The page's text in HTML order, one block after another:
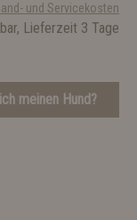
und Servicekosten
Lieferzeit 3 Tage
meinen Hund?